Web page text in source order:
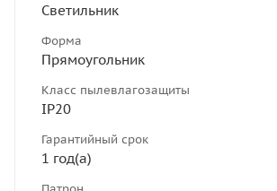
Светильник
Форма
Прямоугольник
Класс пылевлагозащиты
IP20
Гарантийный срок
1 год(а)